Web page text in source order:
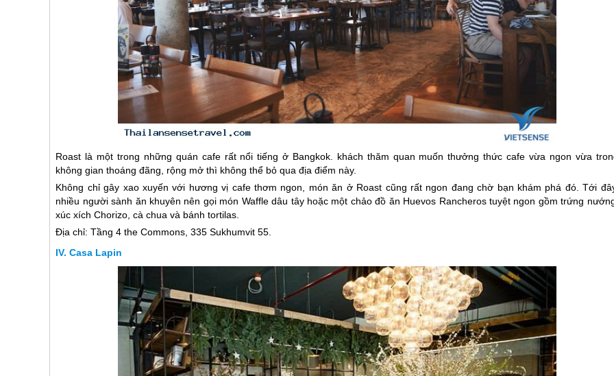
Roast là một trong những quán cafe rất nổi tiếng ở Bangkok. khách thăm quan muốn thưởng thức cafe vừa ngon vừa
không gian thoáng đãng, rộng mở thì không thể bỏ qua địa điểm này.
Không chỉ gây xao xuyến với hương vị cafe thơm ngon, món ăn ở Roast cũng rất ngon đang chờ bạn khám phá đó. Tới
nhiều người sành ăn khuyên nên gọi món Waffle dâu tây hoặc một chảo đồ ăn Huevos Rancheros tuyệt ngon gồm trứng
xúc xích Chorizo, cà chua và bánh tortilas.
Địa chỉ: Tầng 4 the Commons, 335 Sukhumvit 55.
Casa Lapin